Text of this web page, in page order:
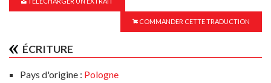
COMMANDER CETTE TRADUCTION
ÉCRITURE
Pays d'origine : Pologne